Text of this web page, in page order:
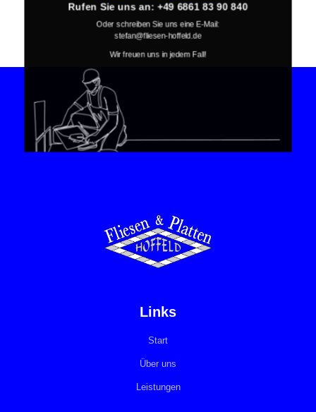
Rufen Sie uns an: +49 6861 83 90 840
Oder schreiben Sie uns eine E-Mail:
stefan@fliesen-hoffeld.de
Wir freuen uns in jedem Fall!
Links
Start
Über uns
Leistungen